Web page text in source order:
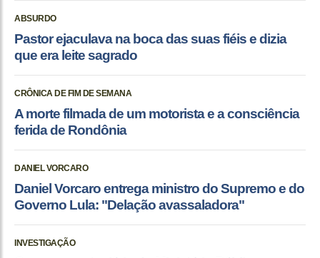
ABSURDO
Pastor ejaculava na boca das suas fiéis e dizia
que era leite sagrado
CRÔNICA DE FIM DE SEMANA
A morte filmada de um motorista e a consciência
ferida de Rondônia
DANIEL VORCARO
Daniel Vorcaro entrega ministro do Supremo e do
Governo Lula: "Delação avassaladora"
INVESTIGAÇÃO